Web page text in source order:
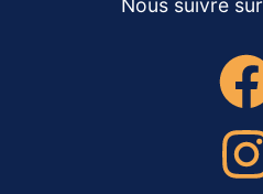
Nous suivre